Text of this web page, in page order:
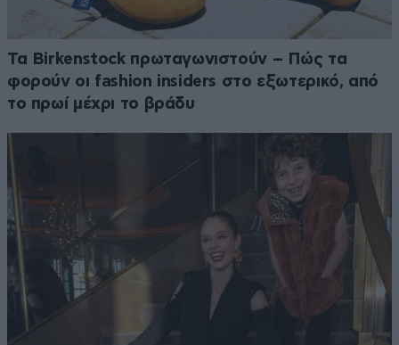
Τα Birkenstock πρωταγωνιστούν – Πώς τα
φορούν οι fashion insiders στο εξωτερικό, από
το πρωί μέχρι το βράδυ